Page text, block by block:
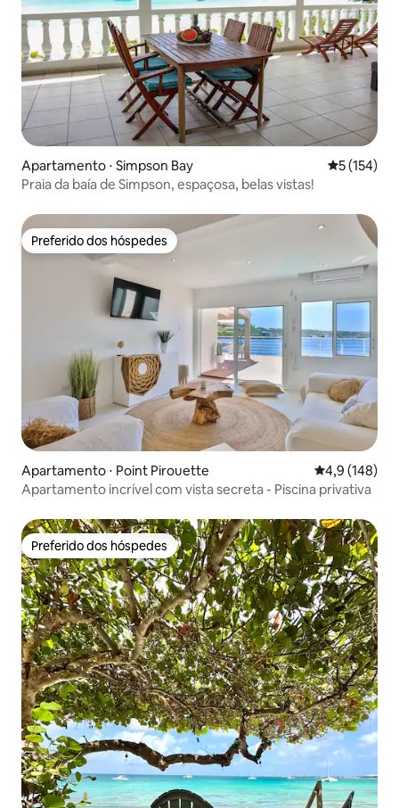
Apartamento ⋅ Simpson Bay 5 de uma
5 (154)
Praia da baía de Simpson, espaçosa, belas vistas!
Preferido dos hóspedes
Preferido dos hóspedes
Apartamento ⋅ Point Pirouette 4,9 de uma
4,9 (148)
Apartamento incrível com vista secreta - Piscina privativa
Preferido dos hóspedes
Preferido dos hóspedes